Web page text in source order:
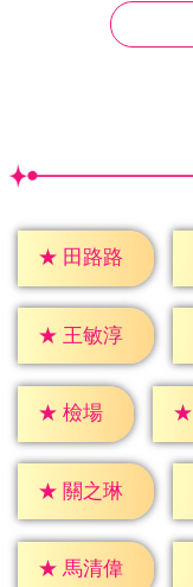
★ 田路路
★ 王敏淳
★ 檢場 ★
★ 關之琳
★ 馬清偉